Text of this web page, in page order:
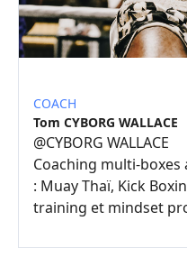
COACH
Tom CYBORG WALLACE
@CYBORG WALLACE
Coaching multi-boxes
: Muay Thaï, Kick
training et mindset